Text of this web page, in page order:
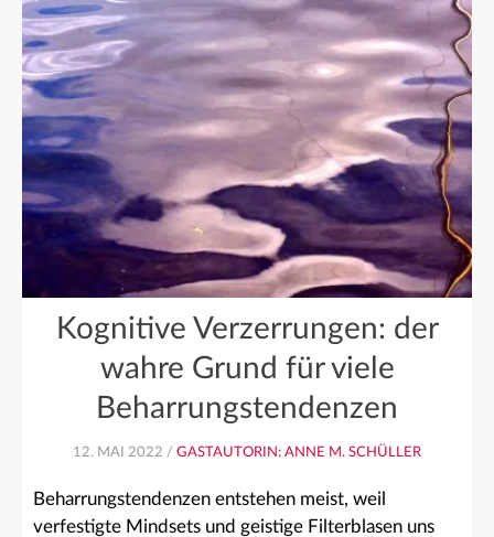
Kognitive Verzerrungen: der
wahre Grund für viele
Beharrungstendenzen
12. MAI 2022 / GASTAUTORIN: ANNE M. SCHÜLLER
Beharrungstendenzen entstehen meist, weil
verfestigte Mindsets und geistige Filterblasen uns